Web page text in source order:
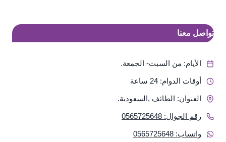
تواصل معنا
الأيام: من السبت- الجمعة.
أوقات الدوام: 24 ساعة
العنوان: الطائف ,السعودية.
رقم الجوال: 0565725648
واتساب: 0565725648